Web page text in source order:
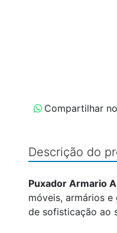
Compartilhar
Descrição do
Puxador Armario
móveis, armários
de sofisticação ao